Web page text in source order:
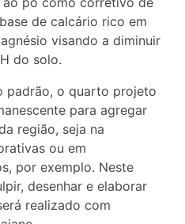
de calcário rico em
visando a diminuir
do solo.
padrão, o quarto projeto
para agregar
região, seja na
ou em
por exemplo. Neste
desenhar e elaborar
realizado com